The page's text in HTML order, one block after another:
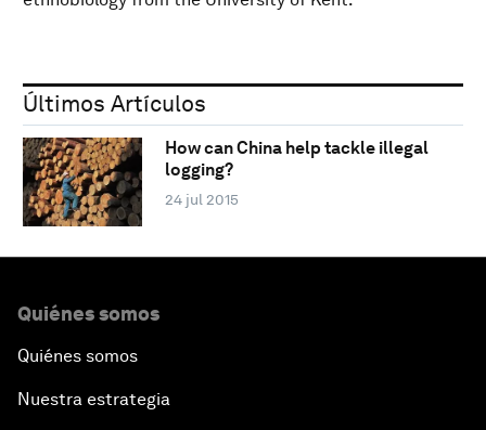
Últimos Artículos
How can China help tackle illegal
logging?
24 jul 2015
Quiénes somos
Quiénes somos
Nuestra estrategia